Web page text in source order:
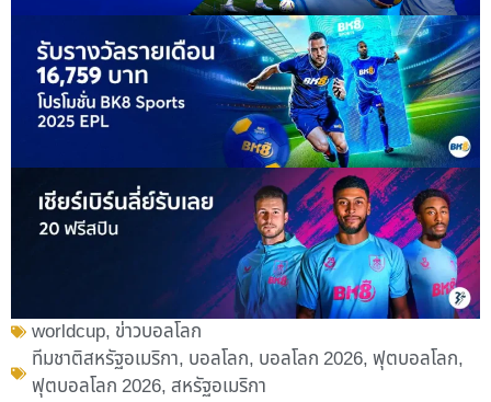
worldcup, ข่าวบอลโลก
ทีมชาติสหรัฐอเมริกา, บอลโลก, บอลโลก 2026,ฟุตบอลโลก,
ฟุตบอลโลก 2026, สหรัฐอเมริกา